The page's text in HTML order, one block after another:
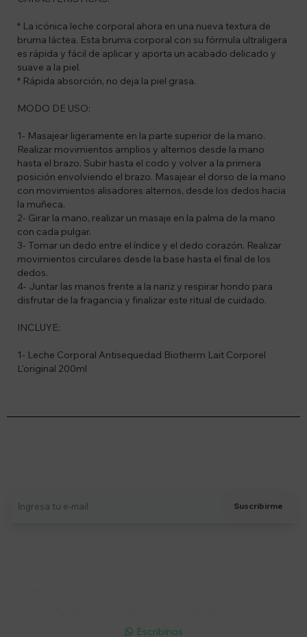
* La icónica leche corporal ahora en una nueva textura de
bruma láctea. Esta bruma corporal con su fórmula ultraligera
es rápida y fácil de aplicar y aporta un acabado delicado y
suave a la piel.
* Rápida absorción, no deja la piel grasa.
MODO DE USO:
1- Masajear ligeramente en la parte superior de la mano.
Realizar movimientos amplios y alternos desde la mano
hasta el brazo. Subir hasta el codo y volver a la primera
posición envolviendo el brazo. Masajear el dorso de la mano
con movimientos alisadores alternos, desde los dedos hacia
la muñeca.
2- Girar la mano, realizar un masaje en la palma de la mano
con cada pulgar.
3- Tomar un dedo entre el índice y el dedo corazón. Realizar
movimientos circulares desde la base hasta el final de los
dedos.
4- Juntar las manos frente a la nariz y respirar hondo para
disfrutar de la fragancia y finalizar este ritual de cuidado.
INCLUYE:
1- Leche Corporal Antisequedad Biotherm Lait Corporel
L'original 200ml
Suscribirme
 Escribinos